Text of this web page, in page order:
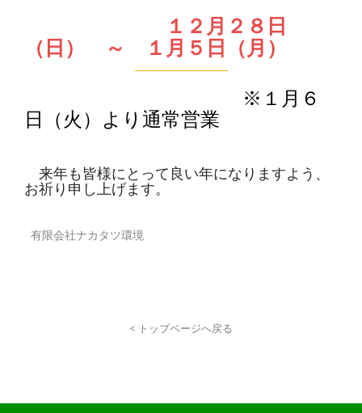
１２月２８日
（日） ～ １月５日（月）
※１月６
日（火）より通常営業
来年も皆様にとって良い年になりますよう、
お祈り申し上げます。
有限会社ナカタツ環境
< トップページへ戻る